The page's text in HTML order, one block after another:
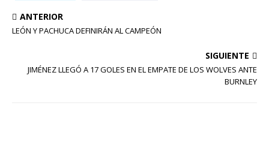
ANTERIOR
LEÓN Y PACHUCA DEFINIRÁN AL CAMPEÓN
SIGUIENTE
JIMÉNEZ LLEGÓ A 17 GOLES EN EL EMPATE DE LOS WOLVES ANTE
BURNLEY